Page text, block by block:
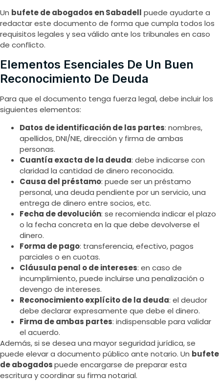
Un bufete de abogados en Sabadell puede ayudarte a
redactar este documento de forma que cumpla todos los
requisitos legales y sea válido ante los tribunales en caso
de conflicto.
Elementos Esenciales De Un Buen
Reconocimiento De Deuda
Para que el documento tenga fuerza legal, debe incluir los
siguientes elementos:
Datos de identificación de las partes: nombres,
apellidos, DNI/NIE, dirección y firma de ambas
personas.
Cuantía exacta de la deuda: debe indicarse con
claridad la cantidad de dinero reconocida.
Causa del préstamo: puede ser un préstamo
personal, una deuda pendiente por un servicio, una
entrega de dinero entre socios, etc.
Fecha de devolución: se recomienda indicar el plazo
o la fecha concreta en la que debe devolverse el
dinero.
Forma de pago: transferencia, efectivo, pagos
parciales o en cuotas.
Cláusula penal o de intereses: en caso de
incumplimiento, puede incluirse una penalización o
devengo de intereses.
Reconocimiento explícito de la deuda: el deudor
debe declarar expresamente que debe el dinero.
Firma de ambas partes: indispensable para validar
el acuerdo.
Además, si se desea una mayor seguridad jurídica, se
puede elevar a documento público ante notario. Un bufete
de abogadospuede encargarse de preparar esta
escritura y coordinar su firma notarial.